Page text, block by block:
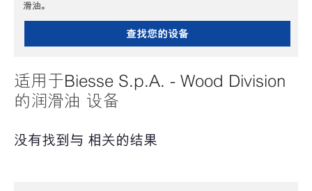
滑油。
查找您的设备
适用于Biesse S.p.A. - Wood Division
的润滑油 设备
没有找到与 相关的结果